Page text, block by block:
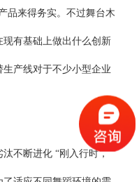
品来得务实。不过舞台木
有基础上做出什么创新
产线对于不少小型企业
不断进化 “刚入行时，